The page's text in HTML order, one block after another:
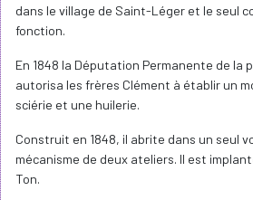
dans le village de Saint-Léger et le seul
fonction.
En 1848 la Députation Permanente de la
autorisa les frères Clément à établir un
sciérie et une huilerie.
Construit en 1848, il abrite dans un seul
mécanisme de deux ateliers. Il est
Ton.